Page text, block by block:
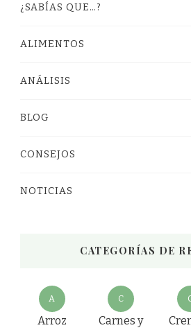
¿SABÍAS QUE…?
ALIMENTOS
ANÁLISIS
BLOG
CONSEJOS
NOTICIAS
CATEGORÍAS DE
A
Arroz
C
Carnes y